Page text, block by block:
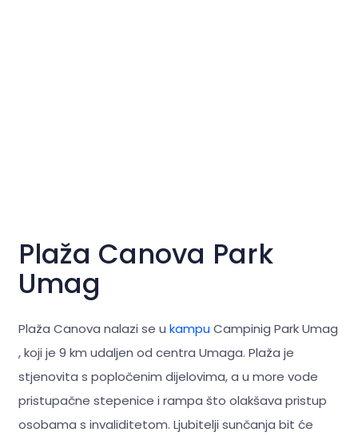
Plaža Canova Park
Umag
Plaža Canova nalazi se u kampuCampinig Park Umag
, koji je 9 km udaljen od centra Umaga. Plaža je
stjenovita s popločenim dijelovima, a u more vode
pristupačne stepenice i rampa što olakšava pristup
osobama s invaliditetom. Ljubitelji sunčanja bit će